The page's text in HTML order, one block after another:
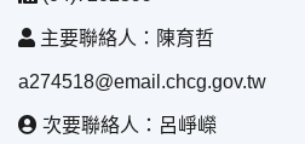
主要聯絡人：陳育哲
a274518@email.chcg.gov.tw
次要聯絡人：呂崢嶸